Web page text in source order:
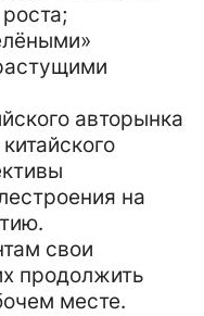
авторынка
на
свои
продолжить
месте.